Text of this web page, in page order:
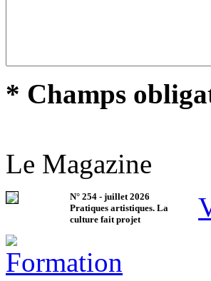
* Champs
Le Magazine
N° 254 - juillet 2026
Pratiques artistiques. La
culture fait projet